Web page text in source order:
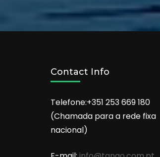
Contact Info
Telefone:+351 253 669 180
(Chamada para a rede fixa
nacional)